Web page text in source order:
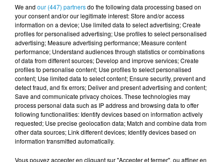
en "Quatre saisons" !
[Happy Beur] Cheb Momo - Oxygène
(live)
[Happy Beur] Cheb Momo - Ndamt 3lik
(live)
We and our (447) partnersdo the following data processing based on
your consent and/or our legitimate interest: Store and/or access
information on a device; Use limited data to select advertising; Create
profiles for personalised advertising; Use profiles to select personalised
advertising; Measure advertising performance; Measure content
performance; Understand audiences through statistics or combinations
of data from different sources; Develop and improve services; Create
profiles to personalise content; Use profiles to select personalised
content; Use limited data to select content; Ensure security, prevent and
detect fraud, and fix errors; Deliver and present advertising and content;
Save and communicate privacy choices. These technologies may
process personal data such as IP address and browsing data to offer
following functionalities: Identify devices based on information actively
requested; Use precise geolocation data; Match and combine data from
other data sources; Link different devices; Identify devices based on
information transmitted automatically.
Vous pouvez accepter en cliquant sur "Accepter et fermer", ou affiner en